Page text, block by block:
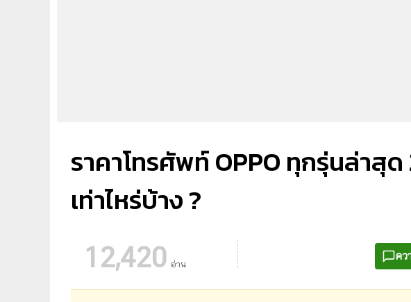
ราคาโทรศัพท์ OPPO ทุกรุ่นล่าสุ
เท่าไหร่บ้าง ?
12,420 อ่าน
คว